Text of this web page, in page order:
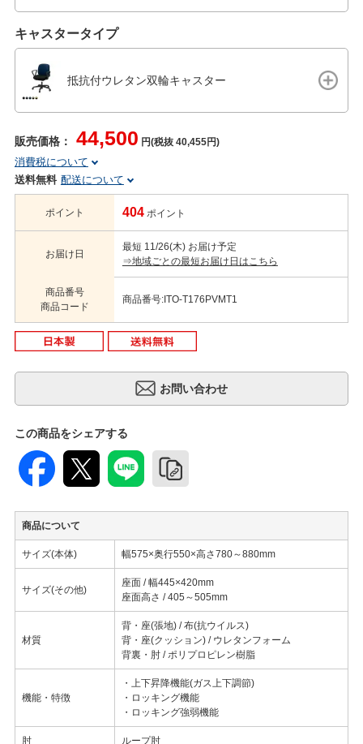
キャスタータイプ
抵抗付ウレタン双輪キャスター
販売価格： 44,500 円(税抜 40,455円)
消費税について
送料無料 配送について
ポイント 404 ポイント
お届け日
最短 11/26(木) お届け予定
⇒地域ごとの最短お届け日はこちら
商品番号
商品コード
商品番号:ITO-T176PVMT1
この商品をシェアする
商品について
サイズ(本体) 幅575×奥行550×高さ780～880mm
サイズ(その他)
座面 / 幅445×420mm
座面高さ / 405～505mm
材質
背・座(張地) / 布(抗ウイルス)
背・座(クッション) / ウレタンフォーム
背裏・肘 / ポリプロピレン樹脂
機能・特徴
・上下昇降機能(ガス上下調節)
・ロッキング機能
・ロッキング強弱機能
肘 ループ肘